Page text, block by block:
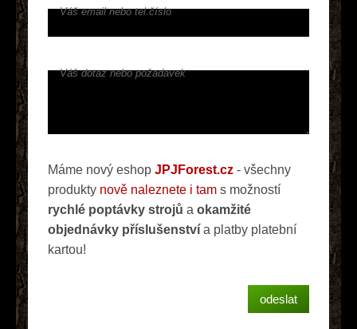
Váš email nebo tel.číslo
Váš dotaz nebo požadavek
Máme nový eshop JPJForest.cz - všechny
produkty nově naleznete i tam s možností
rychlé poptávky strojů a okamžité
objednávky příslušenství a platby platební
kartou!